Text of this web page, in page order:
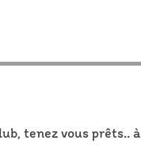
tenez vous